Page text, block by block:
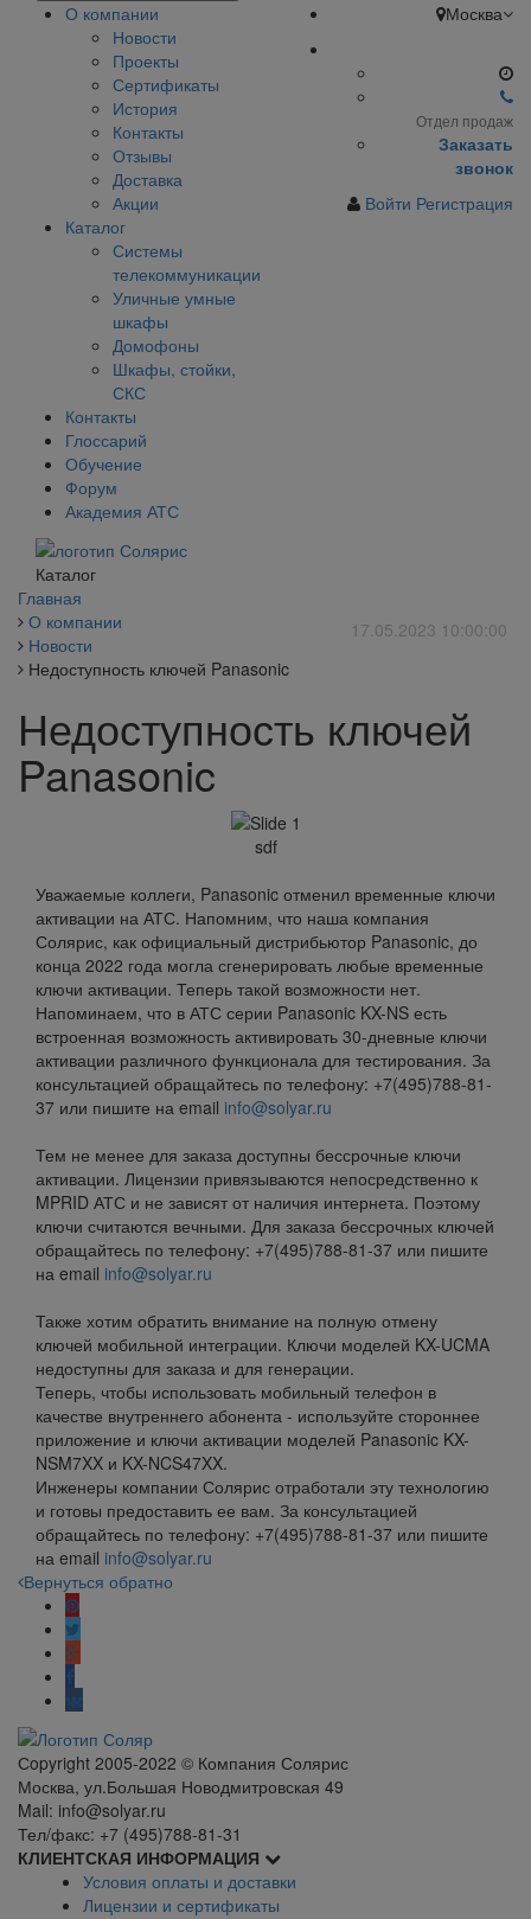
О компании
Новости
Проекты
Сертификаты
История
Контакты
Отзывы
Доставка
Акции
Каталог
Системы
телекоммуникации
Уличные умные
шкафы
Домофоны
Шкафы, стойки,
СКС
Контакты
Глоссарий
Обучение
Форум
Академия АТС
Москва
Отдел продаж
Заказать
звонок
Войти Регистрация
Каталог
Главная
О компании
Новости
Недоступность ключей Panasonic
Недоступность ключей
Panasonic
17.05.2023 10:00:00
sdf
Уважаемые коллеги, Panasonic отменил временные ключи
активации на АТС. Напомним, что наша компания
Солярис, как официальный дистрибьютор Panasonic, до
конца 2022 года могла сгенерировать любые временные
ключи активации. Теперь такой возможности нет.
Напоминаем, что в АТС серии Panasonic KX-NS есть
встроенная возможность активировать 30-дневные ключи
активации различного функционала для тестирования. За
консультацией обращайтесь по телефону: +7(495)788-81-
37 или пишите на email info@solyar.ru
Тем не менее для заказа доступны бессрочные ключи
активации. Лицензии привязываются непосредственно к
MPRID АТС и не зависят от наличия интернета. Поэтому
ключи считаются вечными. Для заказа бессрочных ключей
обращайтесь по телефону: +7(495)788-81-37 или пишите
на email info@solyar.ru
Также хотим обратить внимание на полную отмену
ключей мобильной интеграции. Ключи моделей KX-UCMA
недоступны для заказа и для генерации.
Теперь, чтобы использовать мобильный телефон в
качестве внутреннего абонента - используйте стороннее
приложение и ключи активации моделей Panasonic KX-
NSM7XX и KX-NCS47XX.
Инженеры компании Солярис отработали эту технологию
и готовы предоставить ее вам. За консультацией
обращайтесь по телефону: +7(495)788-81-37 или пишите
на email info@solyar.ru
Вернуться обратно
Сopyright 2005-2022 © Компания Солярис
Москва, ул.Большая Новодмитровская 49
Mail: info@solyar.ru
Тел/факс: +7 (495)788-81-31
КЛИЕНТСКАЯ ИНФОРМАЦИЯ
Условия оплаты и доставки
Лицензии и сертификаты